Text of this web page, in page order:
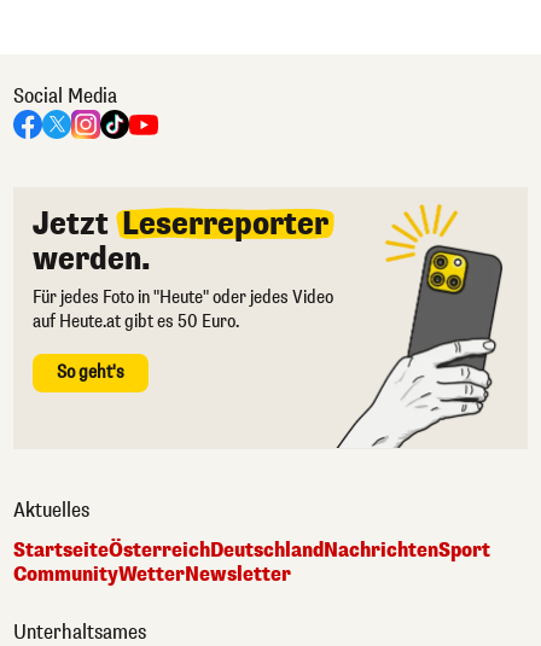
Social Media
Jetzt Leserreporter
werden.
Für jedes Foto in "Heute" oder jedes Video
auf Heute.at gibt es 50 Euro.
So geht's
Aktuelles
StartseiteÖsterreichDeutschlandNachrichtenSport
CommunityWetterNewsletter
Unterhaltsames